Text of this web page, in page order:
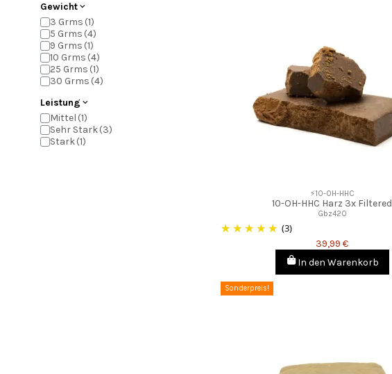
Gewicht
3 Grms
5 Grms
9 Grms
10 Grms
25 Grms
30 Grms
Leistung
Mittel
Sehr Stark
Stark
⚡10-OH-HHC
10-OH-HHC Harz 3x Filtered
Gbz420
(3)
39,99 €
In den Warenkorb
Sonderpreis!